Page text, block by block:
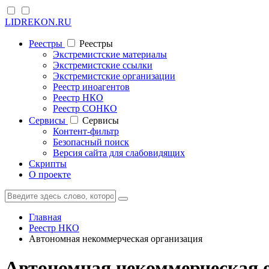
LIDREKON.RU
Реестры
Реестры
Экстремистские материалы
Экстремистские ссылки
Экстремистские организации
Реестр иноагентов
Реестр НКО
Реестр СОНКО
Cервисы
Cервисы
Контент-фильтр
Безопасный поиск
Версия сайта для слабовидящих
Скрипты
О проекте
Главная
Реестр НКО
Автономная некоммерческая организация